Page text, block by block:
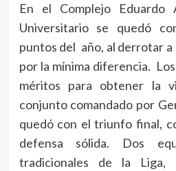
En el Complejo Eduardo
Universitario se quedó
puntos del año, al derrotar
por la mínima diferencia.
méritos para obtener la
conjunto comandado por
quedó con el triunfo final,
defensa sólida. Dos
tradicionales de la Liga,